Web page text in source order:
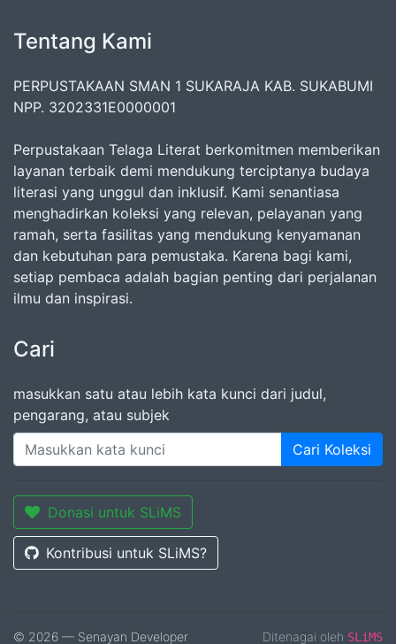
Tentang Kami
PERPUSTAKAAN SMAN 1 SUKARAJA KAB. SUKABUMI
NPP. 3202331E0000001
Perpustakaan Telaga Literat berkomitmen memberikan
layanan terbaik demi mendukung terciptanya budaya
literasi yang unggul dan inklusif. Kami senantiasa
menghadirkan koleksi yang relevan, pelayanan yang
ramah, serta fasilitas yang mendukung kenyamanan
dan kebutuhan para pemustaka. Karena bagi kami,
setiap pembaca adalah bagian penting dari perjalanan
ilmu dan inspirasi.
Cari
masukkan satu atau lebih kata kunci dari judul,
pengarang, atau subjek
Cari Koleksi
Donasi untuk SLiMS
Kontribusi untuk SLiMS?
© 2026 — Senayan Developer Ditenagai oleh SLiMS